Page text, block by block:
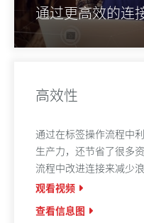
通过更高效的连
高效性
通过在标签操作流程中
生产力，还节省了很多
流程中改进连接来减少
观看视频
查看信息图